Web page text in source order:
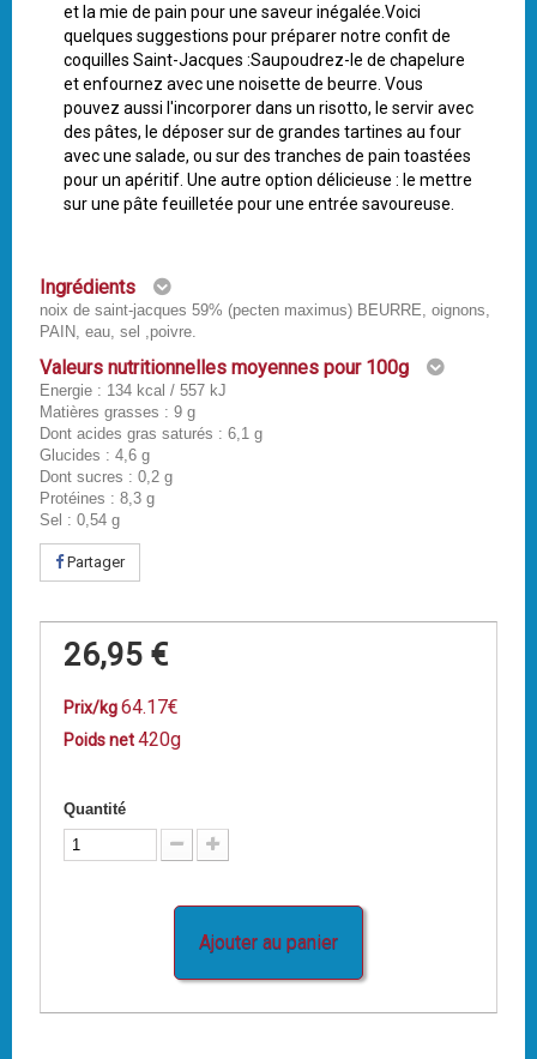
et la mie de pain pour une saveur inégalée.Voici
quelques suggestions pour préparer notre confit de
coquilles Saint-Jacques :Saupoudrez-le de chapelure
et enfournez avec une noisette de beurre. Vous
pouvez aussi l'incorporer dans un risotto, le servir avec
des pâtes, le déposer sur de grandes tartines au four
avec une salade, ou sur des tranches de pain toastées
pour un apéritif. Une autre option délicieuse : le mettre
sur une pâte feuilletée pour une entrée savoureuse.
Ingrédients
noix de saint-jacques 59% (pecten maximus) BEURRE, oignons,
PAIN, eau, sel ,poivre.
Valeurs nutritionnelles moyennes pour 100g
Energie : 134 kcal / 557 kJ
Matières grasses : 9 g
Dont acides gras saturés : 6,1 g
Glucides : 4,6 g
Dont sucres : 0,2 g
Protéines : 8,3 g
Sel : 0,54 g
Partager
26,95 €
Prix/kg64.17€
Poids net420g
Quantité
Ajouter au panier